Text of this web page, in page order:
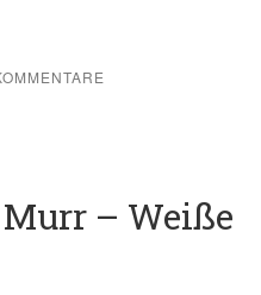
– Weiße